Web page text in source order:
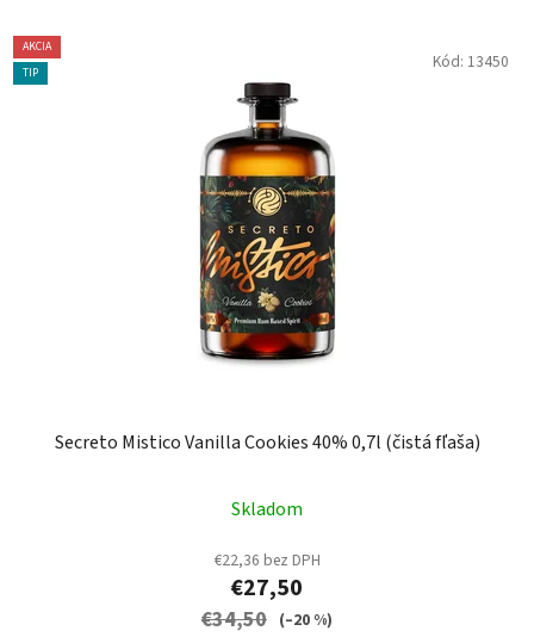
AKCIA
TIP
Secreto Mistico Vanilla Cookies 40% 0,7l (čistá fľaša)
Skladom
€22,36 bez DPH
€27,50
€34,50 (–20 %)
Kód: 13450